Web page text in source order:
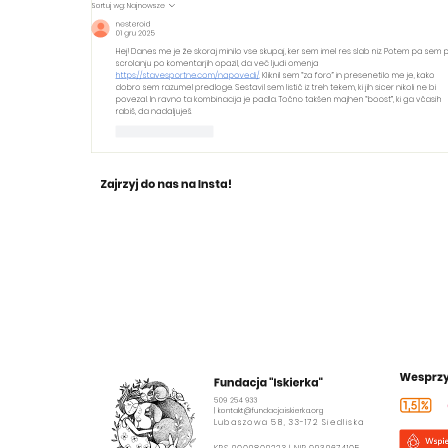
Pierwsze behawiorystki
na pokładzie!
Sortuj wg: Najnowsze
nesteroid
01 gru 2025
Hej! Danes me je že skoraj minilo vse skupaj, ker sem imel res slab niz. Potem pa sem
scrolanju po komentarjih opazil, da več ljudi omenja
https://stavesportne.com/napovedi/. Kliknil sem “za foro” in presenetilo me je, kako
dobro sem razumel predloge. Sestavil sem listič iz treh tekem, ki jih sicer nikoli ne bi
povezal. In ravno ta kombinacija je padla. Točno takšen majhen “boost”, ki ga včasih
rabiš, da nadaljuješ.
Zajrzyj do nas na Insta!
Fundacja "Iskierka"
509 254 933
| kontakt@fundacjaiskierka.org
Lubaszowa 58, 33-172 Siedliska